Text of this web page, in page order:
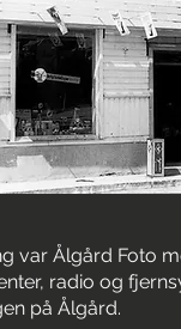
var Ålgård Foto
radio og
på Ålgård.